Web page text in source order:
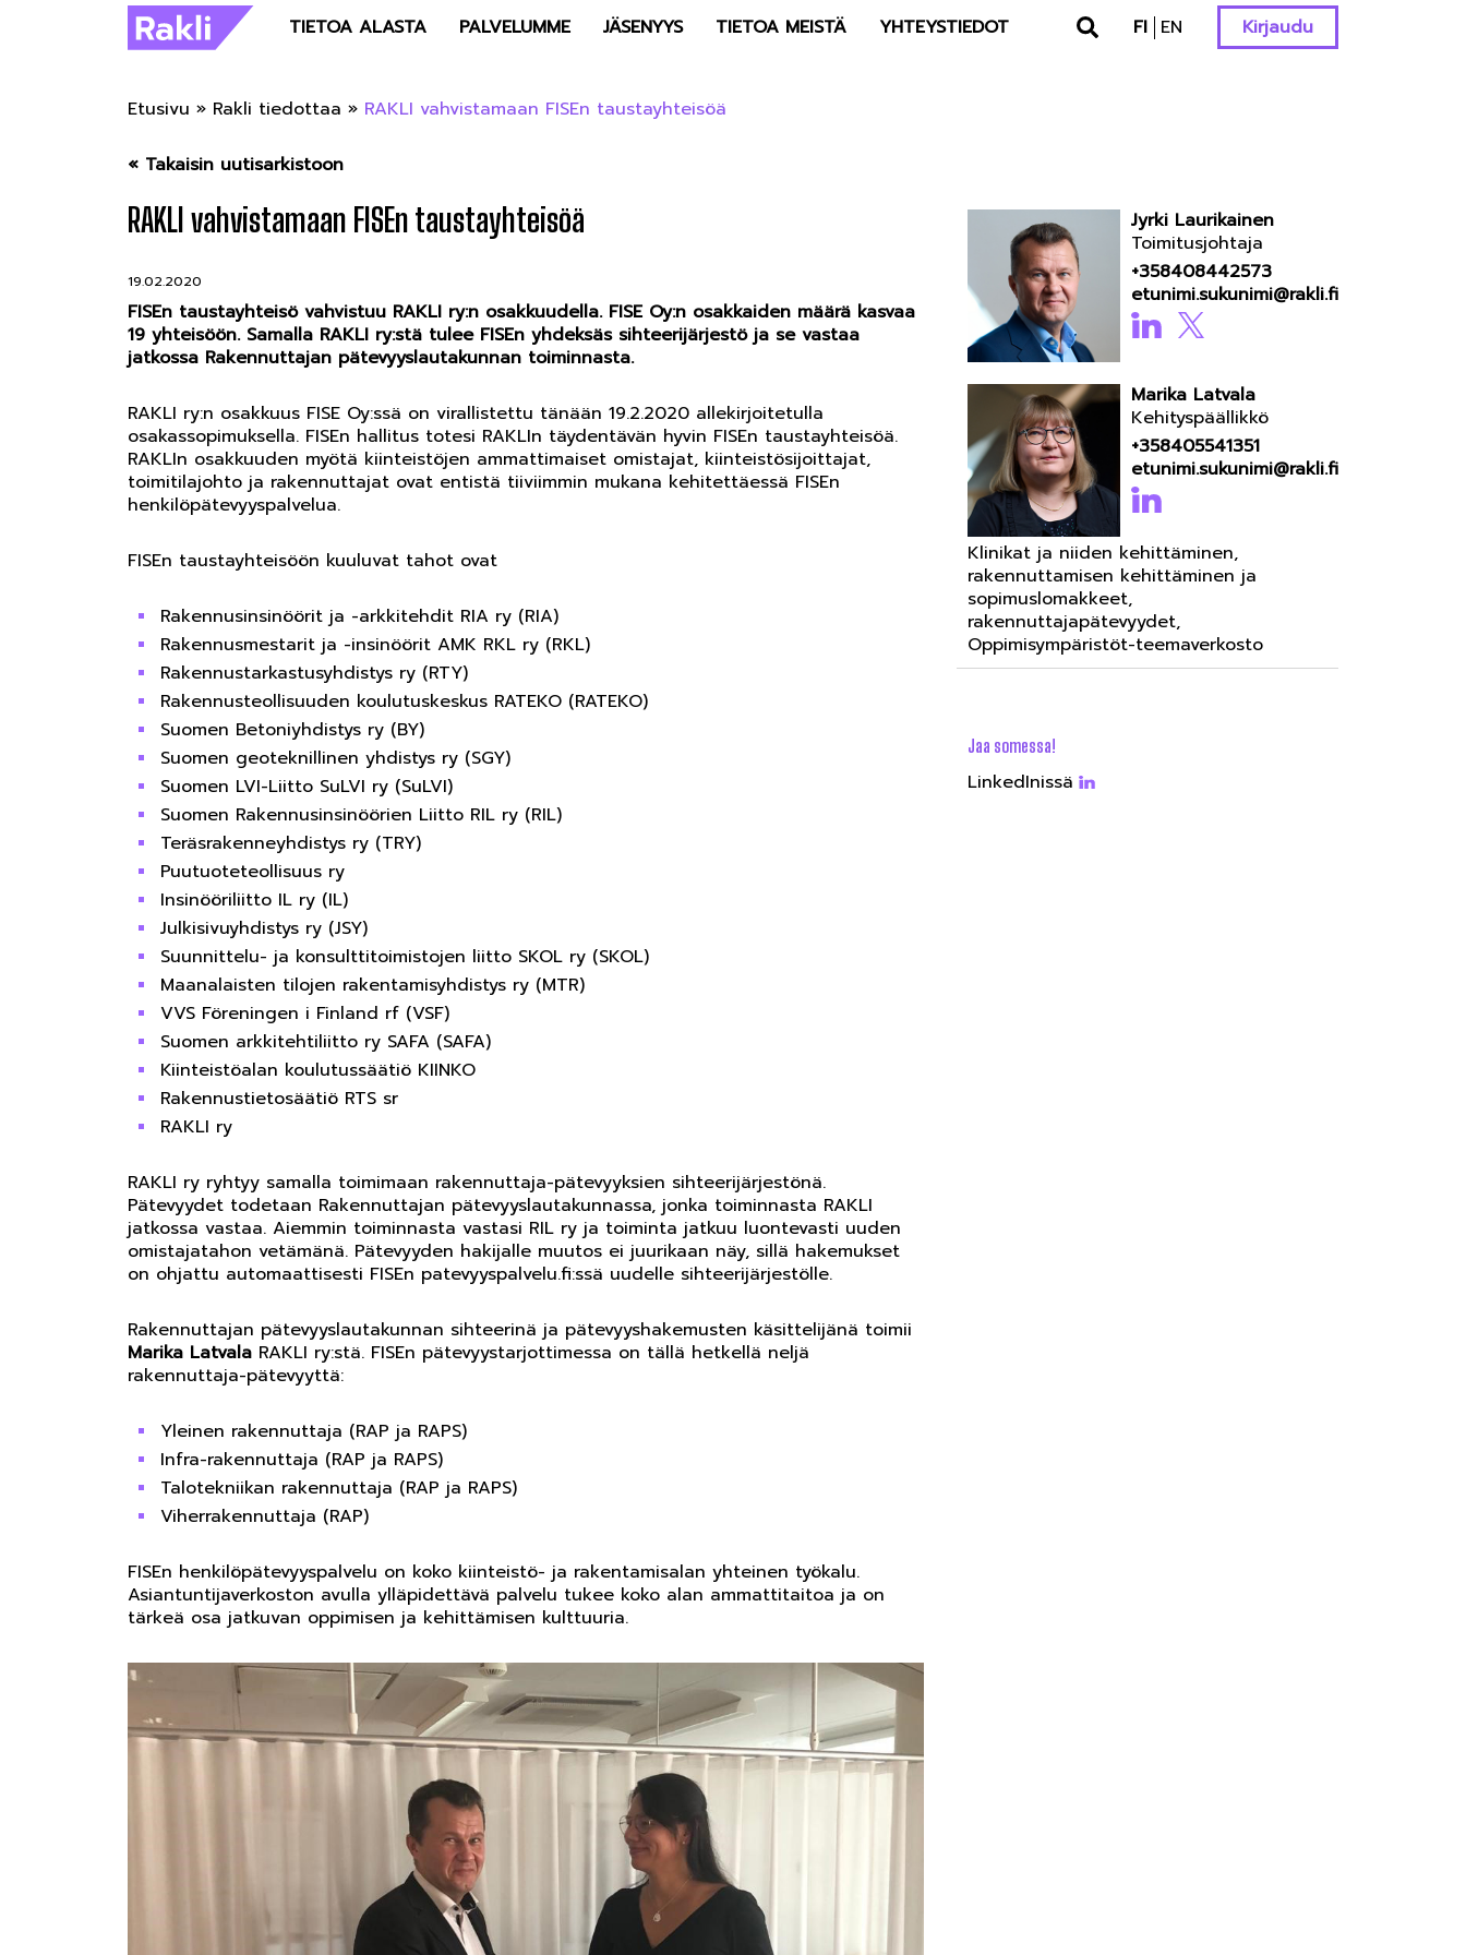
TIETOA ALASTA PALVELUMME JÄSENYYS TIETOA MEISTÄ YHTEYSTIEDOT FI EN Kirjaudu
Etusivu » Rakli tiedottaa » RAKLI vahvistamaan FISEn taustayhteisöä
« Takaisin uutisarkistoon
RAKLI vahvistamaan FISEn taustayhteisöä
19.02.2020
FISEn taustayhteisö vahvistuu RAKLI ry:n osakkuudella. FISE Oy:n osakkaiden määrä kasvaa
19 yhteisöön. Samalla RAKLI ry:stä tulee FISEn yhdeksäs sihteerijärjestö ja se vastaa
jatkossa Rakennuttajan pätevyyslautakunnan toiminnasta.
RAKLI ry:n osakkuus FISE Oy:ssä on virallistettu tänään 19.2.2020 allekirjoitetulla
osakassopimuksella. FISEn hallitus totesi RAKLIn täydentävän hyvin FISEn taustayhteisöä.
RAKLIn osakkuuden myötä kiinteistöjen ammattimaiset omistajat, kiinteistösijoittajat,
toimitilajohto ja rakennuttajat ovat entistä tiiviimmin mukana kehitettäessä FISEn
henkilöpätevyyspalvelua.
FISEn taustayhteisöön kuuluvat tahot ovat
Rakennusinsinöörit ja -arkkitehdit RIA ry (RIA)
Rakennusmestarit ja -insinöörit AMK RKL ry (RKL)
Rakennustarkastusyhdistys ry (RTY)
Rakennusteollisuuden koulutuskeskus RATEKO (RATEKO)
Suomen Betoniyhdistys ry (BY)
Suomen geoteknillinen yhdistys ry (SGY)
Suomen LVI-Liitto SuLVI ry (SuLVI)
Suomen Rakennusinsinöörien Liitto RIL ry (RIL)
Teräsrakenneyhdistys ry (TRY)
Puutuoteteollisuus ry
Insinööriliitto IL ry (IL)
Julkisivuyhdistys ry (JSY)
Suunnittelu- ja konsulttitoimistojen liitto SKOL ry (SKOL)
Maanalaisten tilojen rakentamisyhdistys ry (MTR)
VVS Föreningen i Finland rf (VSF)
Suomen arkkitehtiliitto ry SAFA (SAFA)
Kiinteistöalan koulutussäätiö KIINKO
Rakennustietosäätiö RTS sr
RAKLI ry
RAKLI ry ryhtyy samalla toimimaan rakennuttaja-pätevyyksien sihteerijärjestönä.
Pätevyydet todetaan Rakennuttajan pätevyyslautakunnassa, jonka toiminnasta RAKLI
jatkossa vastaa. Aiemmin toiminnasta vastasi RIL ry ja toiminta jatkuu luontevasti uuden
omistajatahon vetämänä. Pätevyyden hakijalle muutos ei juurikaan näy, sillä hakemukset
on ohjattu automaattisesti FISEn patevyyspalvelu.fi:ssä uudelle sihteerijärjestölle.
Rakennuttajan pätevyyslautakunnan sihteerinä ja pätevyyshakemusten käsittelijänä toimii
Marika Latvala RAKLI ry:stä. FISEn pätevyystarjottimessa on tällä hetkellä neljä
rakennuttaja-pätevyyttä:
Yleinen rakennuttaja (RAP ja RAPS)
Infra-rakennuttaja (RAP ja RAPS)
Talotekniikan rakennuttaja (RAP ja RAPS)
Viherrakennuttaja (RAP)
FISEn henkilöpätevyyspalvelu on koko kiinteistö- ja rakentamisalan yhteinen työkalu.
Asiantuntijaverkoston avulla ylläpidettävä palvelu tukee koko alan ammattitaitoa ja on
tärkeä osa jatkuvan oppimisen ja kehittämisen kulttuuria.
Jyrki Laurikainen
Toimitusjohtaja
+358408442573
etunimi.sukunimi@rakli.fi
Marika Latvala
Kehityspäällikkö
+358405541351
etunimi.sukunimi@rakli.fi
Klinikat ja niiden kehittäminen,
rakennuttamisen kehittäminen ja
sopimuslomakkeet,
rakennuttajapätevyydet,
Oppimisympäristöt-teemaverkosto
Jaa somessa!
LinkedInissä